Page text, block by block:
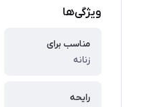
ویژگی‌ها
مناسب برای
زنانه
رایحه